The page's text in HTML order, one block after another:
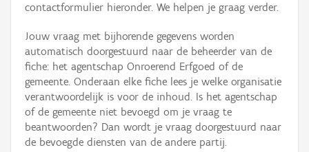
Aanduidingsobject
Waarneming
Thema
Gebeurtenis
Persoon of collectief
contactformulier hieronder. We helpen je graag verder.
Jouw vraag met bijhorende gegevens worden
automatisch doorgestuurd naar de beheerder van de
fiche: het agentschap Onroerend Erfgoed of de
gemeente. Onderaan elke fiche lees je welke organisatie
verantwoordelijk is voor de inhoud. Is het agentschap
of de gemeente niet bevoegd om je vraag te
beantwoorden? Dan wordt je vraag doorgestuurd naar
de bevoegde diensten van de andere partij.